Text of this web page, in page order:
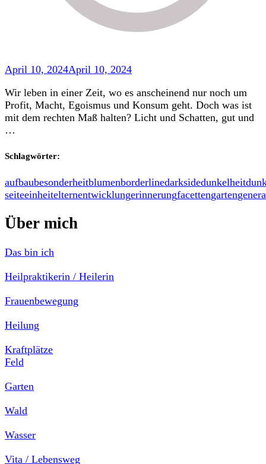
April 10, 2024April 10, 2024
Wir leben in einer Zeit, wo es anscheinend nur noch um
Profit, Macht, Egoismus und Konsum geht. Doch was ist
mit dem rechten Maß halten? Licht und Schatten, gut und
…
Schlagwörter:
aufbaubesonderheitblumenborderlinedarksidedunkelheit
seiteeinheitelternentwicklungerinnerungfacettengarten
Über mich
Das bin ich
Heilpraktikerin / Heilerin
Frauenbewegung
Heilung
Kraftplätze
Feld
Garten
Wald
Wasser
Vita / Lebensweg